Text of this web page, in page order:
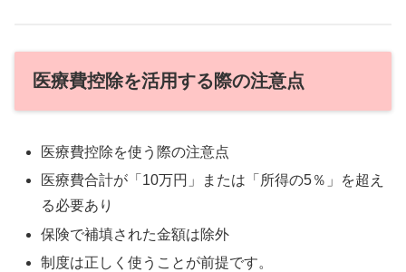
医療費控除を活用する際の注意点
医療費控除を使う際の注意点
医療費合計が「10万円」または「所得の5％」を超え
る必要あり
保険で補填された金額は除外
制度は正しく使うことが前提です。